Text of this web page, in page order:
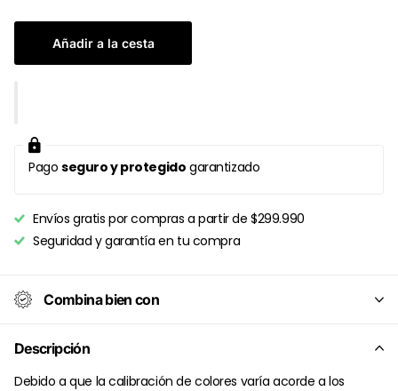
Añadir a la cesta
Pago seguro y protegido garantizado
Envíos gratis por compras a partir de $299.990
Seguridad y garantía en tu compra
Combina bien con
Descripción
Debido a que la calibración de colores varía acorde a los